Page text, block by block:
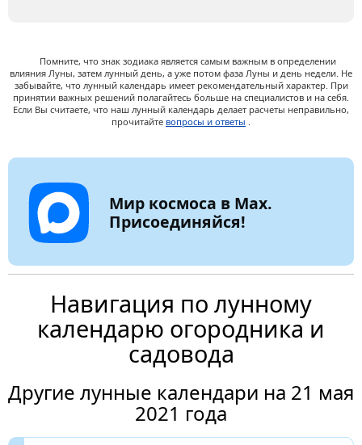
Помните, что знак зодиака является самым важным в определении
влияния Луны, затем лунный день, а уже потом фаза Луны и день недели. Не
забывайте, что лунный календарь имеет рекомендательный характер. При
принятии важных решений полагайтесь больше на специалистов и на себя.
Если Вы считаете, что наш лунный календарь делает расчеты неправильно,
прочитайте вопросы и ответы .
Мир космоса в Max.
Присоединяйся!
Навигация по лунному
календарю огородника и
садовода
Другие лунные календари на 21 мая
2021 года